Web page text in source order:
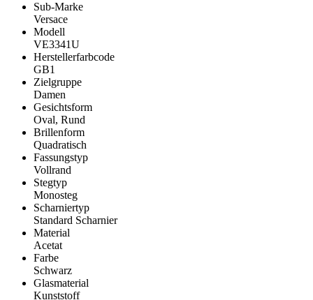
Sub-Marke
Versace
Modell
VE3341U
Herstellerfarbcode
GB1
Zielgruppe
Damen
Gesichtsform
Oval, Rund
Brillenform
Quadratisch
Fassungstyp
Vollrand
Stegtyp
Monosteg
Scharniertyp
Standard Scharnier
Material
Acetat
Farbe
Schwarz
Glasmaterial
Kunststoff